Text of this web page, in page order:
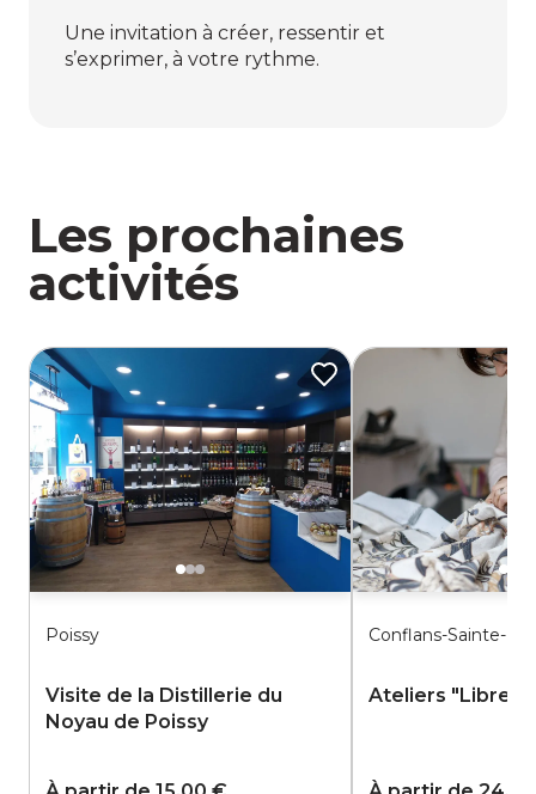
Une invitation à créer, ressentir et
s’exprimer, à votre rythme.
Les prochaines
activités